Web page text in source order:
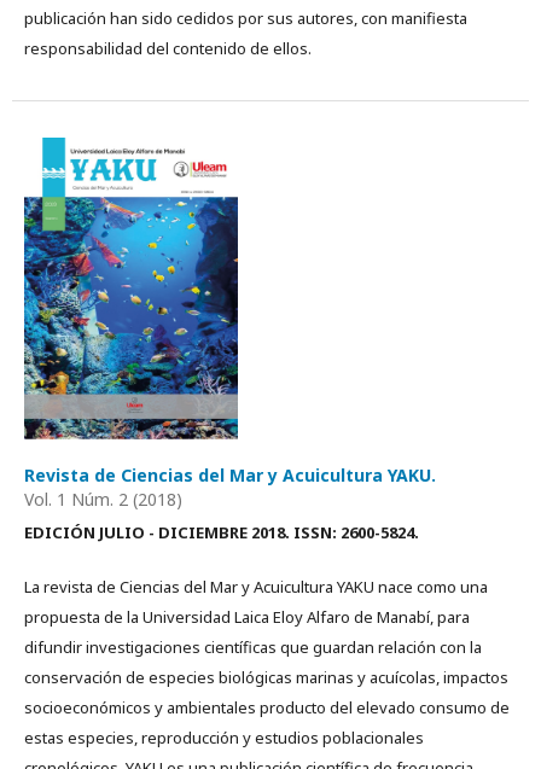
publicación han sido cedidos por sus autores, con manifiesta
responsabilidad del contenido de ellos.
Revista de Ciencias del Mar y Acuicultura YAKU.
Vol. 1 Núm. 2 (2018)
EDICIÓN JULIO - DICIEMBRE 2018. ISSN: 2600-5824.
La revista de Ciencias del Mar y Acuicultura YAKU nace como una
propuesta de la Universidad Laica Eloy Alfaro de Manabí, para
difundir investigaciones científicas que guardan relación con la
conservación de especies biológicas marinas y acuícolas, impactos
socioeconómicos y ambientales producto del elevado consumo de
estas especies, reproducción y estudios poblacionales